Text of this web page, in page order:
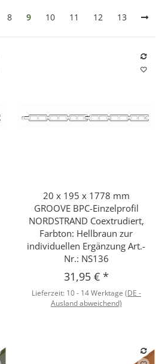
8 9 10 11 12 13
Schnellkauf
20 x 195 x 1778 mm
GROOVE BPC-Einzelprofil
NORDSTRAND Coextrudiert,
Farbton: Hellbraun zur
individuellen Ergänzung Art.-
Nr.: NS136
31,95 € *
Lieferzeit: 10 - 14 Werktage (DE -
Ausland abweichend)